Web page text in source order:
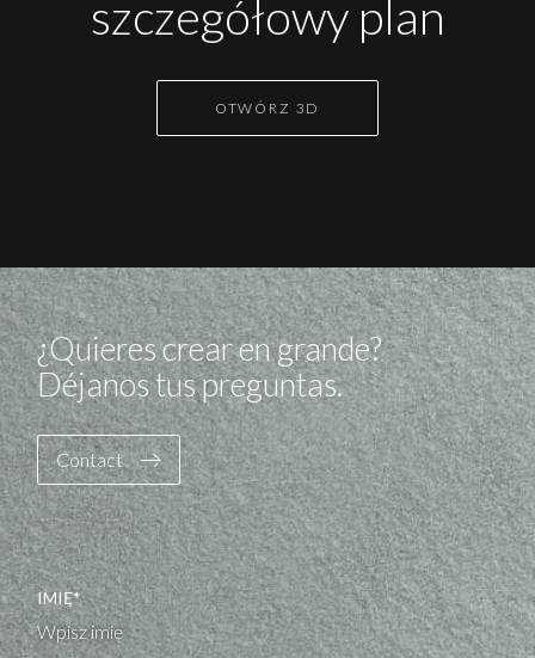
szczegółowy plan
OTWÓRZ 3D
¿Quieres crear en grande?
Déjanos tus preguntas.
Contact
IMIĘ*